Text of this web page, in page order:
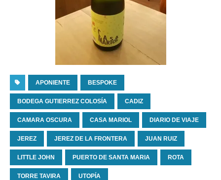
APONIENTE BESPOKE
BODEGA GUTIERREZ COLOSÍA CADIZ
CAMARA OSCURA CASA MARIOL DIARIO DE VIAJE
JEREZ JEREZ DE LA FRONTERA JUAN RUIZ
LITTLE JOHN PUERTO DE SANTA MARIA ROTA
TORRE TAVIRA UTOPÍA